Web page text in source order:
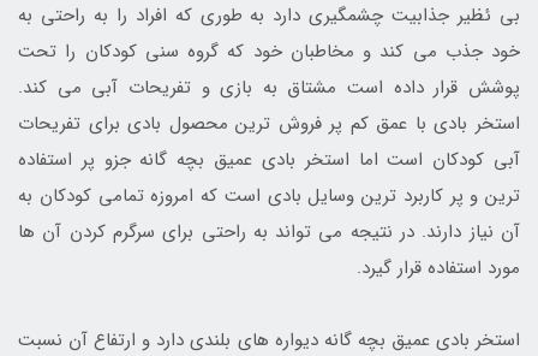
بی ئظیر جذابیت چشمگیری دارد به طوری که افراد را به راحتی به
خود جذب می کند و مخاطبان خود که گروه سنی کودکان را تحت
پوشش قرار داده است مشتاق به بازی و تفریحات آبی می کند.
استخر بادی با عمق کم پر فروش ترین محصول بادی برای تفریحات
آبی کودکان است اما استخر بادی عمیق بچه گانه جزو پر استفاده
ترین و پر کاربرد ترین وسایل بادی است که امروزه تمامی کودکان به
آن نیاز دارند. در نتیجه می تواند به راحتی برای سرگرم کردن آن ها
مورد استفاده قرار گیرد.
استخر بادی عمیق بچه گانه دیواره های بلندی دارد و ارتفاع آن نسبت